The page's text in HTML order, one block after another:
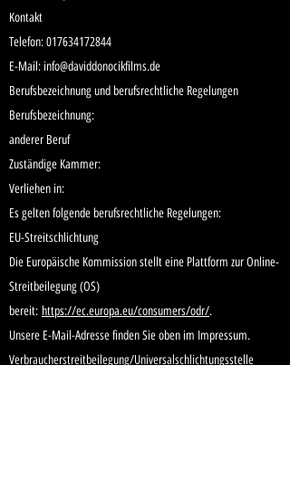
Kontakt
Telefon:017634172844
E-Mail: info@daviddonocikfilms.de
Berufsbezeichnung und berufsrechtliche Regelungen
Berufsbezeichnung:
anderer Beruf
Zuständige Kammer:
Verliehen in:
Es gelten folgende berufsrechtliche Regelungen:
EU-Streitschlichtung
Die Europäische Kommission stellt eine Plattform zur Online-
Streitbeilegung (OS)
bereit: https://ec.europa.eu/consumers/odr/.
Unsere E-Mail-Adresse finden Sie oben im Impressum.
Verbraucher­streit­beilegung/Universal­schlichtungs­stelle